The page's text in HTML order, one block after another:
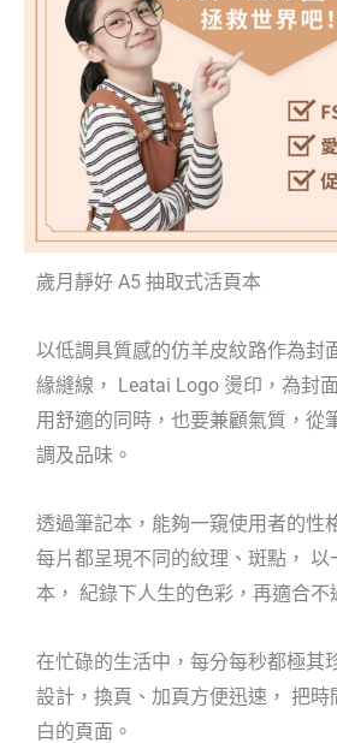
歲月靜好 A5 抽取式活頁本
以低調具質感的仿羊皮紋路作為封
緣縫線， Leatai Logo 燙印，為封
用舒適的同時，也要兼顧氣質，從
調及品味。
透過筆記本，能夠一窺使用者的性
每片都呈現不同的紋理、斑點，
本， 紀錄下人生的色彩，再適合不
在忙碌的生活中，每分每秒都極其
設計，換頁、加頁方便迅速， 把時
白的頁面。